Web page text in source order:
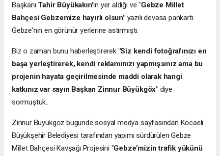
Başkanı Tahir Büyükakın'ın yer aldığı ve "Gebze Millet
Bahçesi Gebzemize hayırlı olsun"yazılı devasa pankartı
Gebze'nin en görünür yerlerine astırmıştı.
Biz o zaman bunu haberleştirerek "Siz kendi fotoğrafınızı en
başa yerleştirerek, kendi reklamınızı yapmışsınız ama bu
projenin hayata geçirilmesinde maddi olarak hangi
katkınız var sayın Başkan Zinnur Büyükgöx" diye
sormuştuk..
Zinnur Büyükgöz bugünde sosyal medya sayfasından Kocaeli
Büyükşehir Belediyesi tarafından yapımı sürdürülen Gebze
Millet Bahçesi Kavşağı Projesini "Gebze’mizin trafik yükünü